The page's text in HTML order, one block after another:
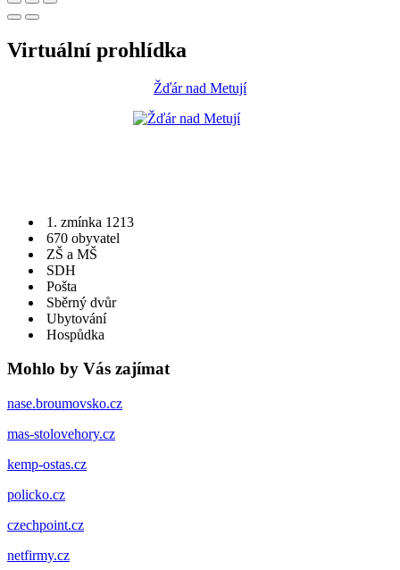
Virtuální prohlídka
Žďár nad Metují
1. zmínka 1213
670 obyvatel
ZŠ a MŠ
SDH
Pošta
Sběrný dvůr
Ubytování
Hospůdka
Mohlo by Vás zajímat
nase.broumovsko.cz
mas-stolovehory.cz
kemp-ostas.cz
policko.cz
czechpoint.cz
netfirmy.cz